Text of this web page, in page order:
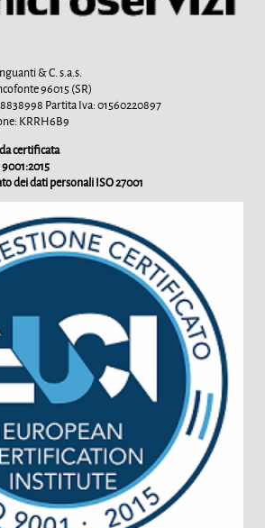
& C. s.a.s.
96015 (SR)
Partita Iva: 01560220897
KRRH6B9
certificata
dei dati personali ISO 27001